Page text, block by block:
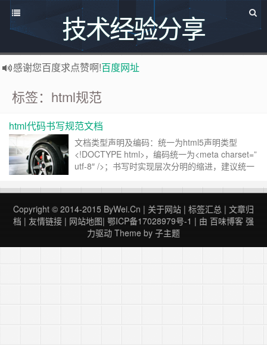
技术经验分享
感谢您百度求点赞啊!百度网址
博主热烈欢迎 软件定制开发 联系：
已升级为最新版主题,并将持续优化改造中，支持说说碎语功能，可像添加文章一样直接添加说说，
标签：html规范
html代码书写规范文档
文档类型声明及编码：统一为html5声明类型
<!DOCTYPE html>，编码统一为<meta charset=”
utf-8″ />；书写时实现层次分明的缩进，建议统一
开发合作效率。 非特殊情况下样式文件必须外链
至<head>…</head>之间；非特殊情况下…… 继
续阅读 »
Copyright © 2014-2015 ByWei.Cn | 关于网站 | 标签汇总 | 文章归
档 | 友情链接 | 网站地图| 鄂ICP备17028979号-1 | 由 百味博客 强
力驱动 Theme by 子主题